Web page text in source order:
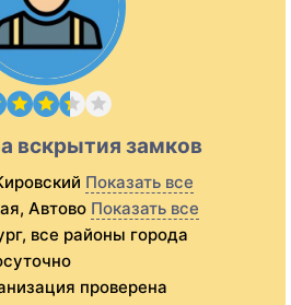
вскрытия замков
Показать все
Автово Показать все
все районы города
проверена